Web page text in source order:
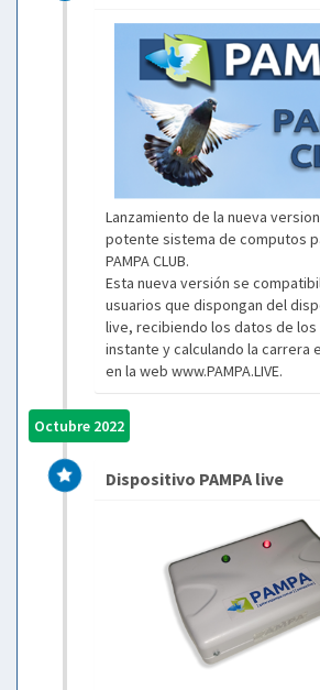
Lanzamiento de la nueva version
potente sistema de computos
PAMPA CLUB.
Esta nueva versión se
usuarios que dispongan del
live, recibiendo los datos de los
instante y calculando la carrera
en la web www.PAMPA.LIVE.
Octubre 2022
Dispositivo PAMPA live